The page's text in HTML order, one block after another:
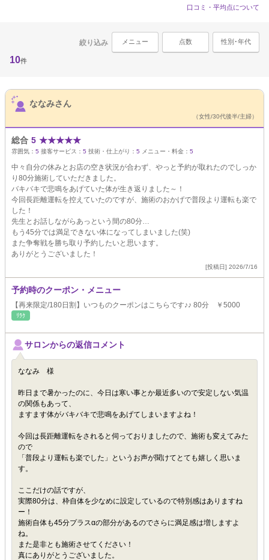
口コミ・平均点について
絞り込み メニュー 点数 性別･年代
10件
サロンPick Up
ななみさん
（女性/30代後半/主婦）
総合 5 ★★★★★
雰囲気： 5 接客サービス： 5 技術・仕上がり： 5 メニュー・料金： 5
中々自分の休みとお店の空き状況が合わず、やっと予約が取れたのでしっか
り80分施術していただきました。
バキバキで悲鳴をあげていた体が生き返りました～！
今回長距離運転を控えていたのですが、施術のおかげで普段より運転も楽で
した！
先生とお話しながらあっという間の80分…
もう45分では満足できない体になってしまいました(笑)
また争奪戦を勝ち取り予約したいと思います。
ありがとうございました！
[投稿日] 2026/7/16
予約時のクーポン・メニュー
【再来限定/180日割】いつものクーポンはこちらです♪♪ 80分 ￥5000
ﾘﾗｸ
サロンからの返信コメント
ななみ 様
昨日まで暑かったのに、今日は寒い事とか最近多いので安定しない気温
の関係もあって、
ますます体がバキバキで悲鳴をあげてしまいますよね！
今回は長距離運転をされると伺っておりましたので、施術も変えてみた
ので
「普段より運転も楽でした」というお声が聞けてとても嬉しく思いま
す。
ここだけの話ですが、
実際80分は、枠自体を少なめに設定しているので特別感はありますね
ー！
施術自体も45分プラスαの部分があるのでさらに満足感は増しますよ
ね。
また是非とも施術させてください！
真にありがとうございました。